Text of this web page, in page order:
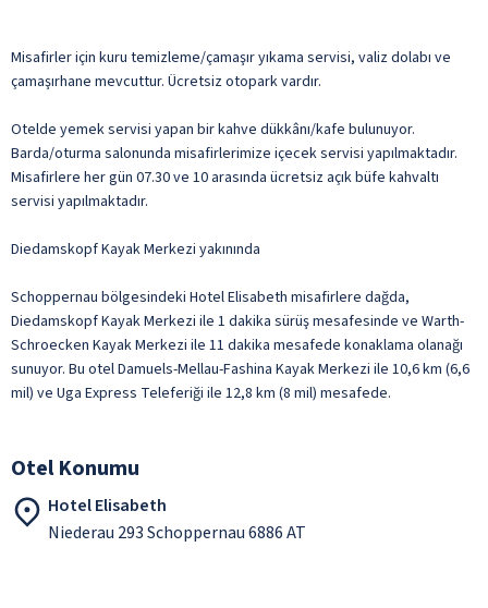
Misafirler için kuru temizleme/çamaşır yıkama servisi, valiz dolabı ve
çamaşırhane mevcuttur. Ücretsiz otopark vardır.
Otelde yemek servisi yapan bir kahve dükkânı/kafe bulunuyor.
Barda/oturma salonunda misafirlerimize içecek servisi yapılmaktadır.
Misafirlere her gün 07.30 ve 10 arasında ücretsiz açık büfe kahvaltı
servisi yapılmaktadır.
Diedamskopf Kayak Merkezi yakınında
Schoppernau bölgesindeki Hotel Elisabeth misafirlere dağda,
Diedamskopf Kayak Merkezi ile 1 dakika sürüş mesafesinde ve Warth-
Schroecken Kayak Merkezi ile 11 dakika mesafede konaklama olanağı
sunuyor. Bu otel Damuels-Mellau-Fashina Kayak Merkezi ile 10,6 km (6,6
mil) ve Uga Express Teleferiği ile 12,8 km (8 mil) mesafede.
Otel Konumu
Hotel Elisabeth
Niederau 293 Schoppernau 6886 AT